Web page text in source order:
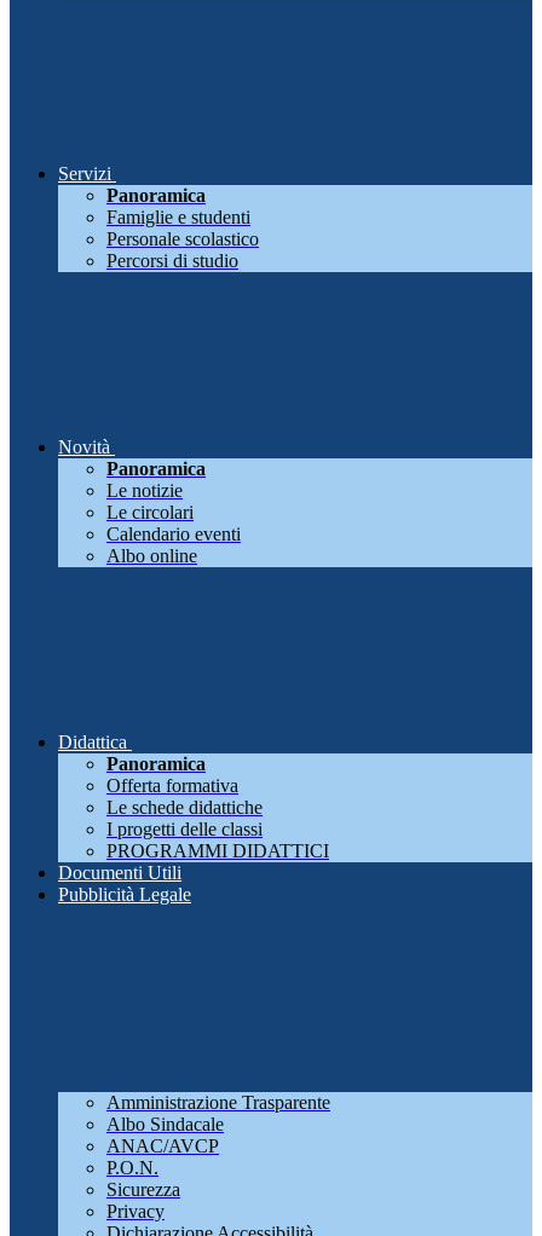
Servizi
Panoramica
Famiglie e studenti
Personale scolastico
Percorsi di studio
Novità
Panoramica
Le notizie
Le circolari
Calendario eventi
Albo online
Didattica
Panoramica
Offerta formativa
Le schede didattiche
I progetti delle classi
PROGRAMMI DIDATTICI
Documenti Utili
Pubblicità Legale
Amministrazione Trasparente
Albo Sindacale
ANAC/AVCP
P.O.N.
Sicurezza
Privacy